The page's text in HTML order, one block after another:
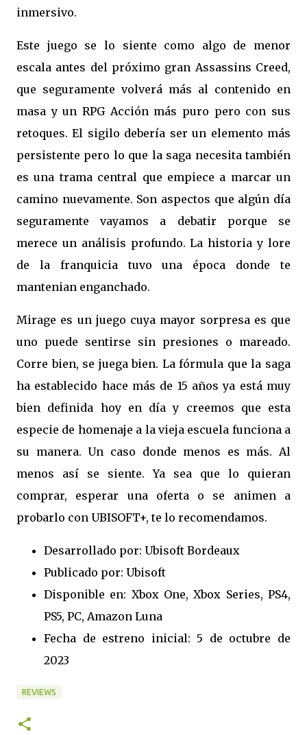
inmersivo.
Este juego se lo siente como algo de menor
escala antes del próximo gran Assassins Creed,
que seguramente volverá más al contenido en
masa y un RPG Acción más puro pero con sus
retoques. El sigilo debería ser un elemento más
persistente pero lo que la saga necesita también
es una trama central que empiece a marcar un
camino nuevamente. Son aspectos que algún día
seguramente vayamos a debatir porque se
merece un análisis profundo. La historia y lore
de la franquicia tuvo una época donde te
mantenian enganchado.
Mirage es un juego cuya mayor sorpresa es que
uno puede sentirse sin presiones o mareado.
Corre bien, se juega bien. La fórmula que la saga
ha establecido hace más de 15 años ya está muy
bien definida hoy en día y creemos que esta
especie de homenaje a la vieja escuela funciona a
su manera. Un caso donde menos es más. Al
menos así se siente. Ya sea que lo quieran
comprar, esperar una oferta o se animen a
probarlo con UBISOFT+, te lo recomendamos.
Desarrollado por: Ubisoft Bordeaux
Publicado por: Ubisoft
Disponible en: Xbox One, Xbox Series, PS4,
PS5, PC, Amazon Luna
Fecha de estreno inicial: 5 de octubre de
2023
REVIEWS